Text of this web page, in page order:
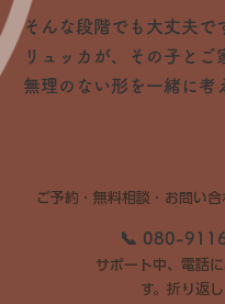
そんな段階でも大丈夫で
リュッカが、その子とご
無理のない形を一緒に考
ご予約・無料相談・お問い合
📞 080-
サポート中、電話
す。折り返